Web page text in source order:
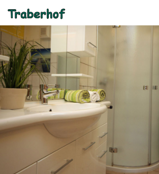
Skip to main content